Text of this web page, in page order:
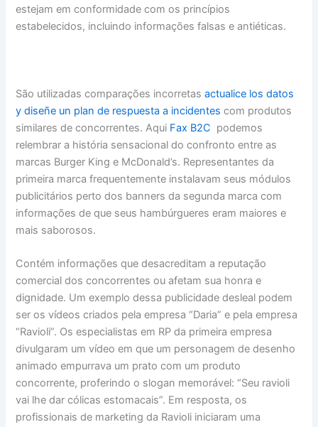
estejam em conformidade com os princípios
estabelecidos, incluindo informações falsas e antiéticas.
São utilizadas comparações incorretasactualice los datos
y diseñe un plan de respuesta a incidentes com produtos
similares de concorrentes. Aqui Fax B2C podemos
relembrar a história sensacional do confronto entre as
marcas Burger King e McDonald’s. Representantes da
primeira marca frequentemente instalavam seus módulos
publicitários perto dos banners da segunda marca com
informações de que seus hambúrgueres eram maiores e
mais saborosos.
Contém informações que desacreditam a reputação
comercial dos concorrentes ou afetam sua honra e
dignidade. Um exemplo dessa publicidade desleal podem
ser os vídeos criados pela empresa “Daria” e pela empresa
“Ravioli”. Os especialistas em RP da primeira empresa
divulgaram um vídeo em que um personagem de desenho
animado empurrava um prato com um produto
concorrente, proferindo o slogan memorável: “Seu ravioli
vai lhe dar cólicas estomacais”. Em resposta, os
profissionais de marketing da Ravioli iniciaram uma